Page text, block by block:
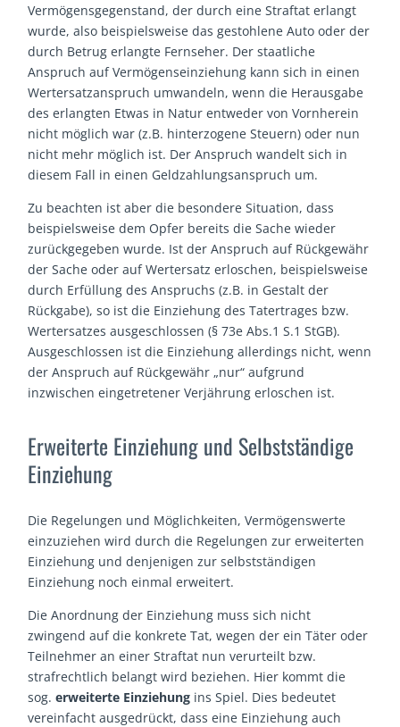
Vermögensgegenstand, der durch eine Straftat erlangt
wurde, also beispielsweise das gestohlene Auto oder der
durch Betrug erlangte Fernseher. Der staatliche
Anspruch auf Vermögenseinziehung kann sich in einen
Wertersatzanspruch umwandeln, wenn die Herausgabe
des erlangten Etwas in Natur entweder von Vornherein
nicht möglich war (z.B. hinterzogene Steuern) oder nun
nicht mehr möglich ist. Der Anspruch wandelt sich in
diesem Fall in einen Geldzahlungsanspruch um.
Zu beachten ist aber die besondere Situation, dass
beispielsweise dem Opfer bereits die Sache wieder
zurückgegeben wurde. Ist der Anspruch auf Rückgewähr
der Sache oder auf Wertersatz erloschen, beispielsweise
durch Erfüllung des Anspruchs (z.B. in Gestalt der
Rückgabe), so ist die Einziehung des Tatertrages bzw.
Wertersatzes ausgeschlossen (§ 73e Abs.1 S.1 StGB).
Ausgeschlossen ist die Einziehung allerdings nicht, wenn
der Anspruch auf Rückgewähr „nur“ aufgrund
inzwischen eingetretener Verjährung erloschen ist.
Erweiterte Einziehung und Selbstständige
Einziehung
Die Regelungen und Möglichkeiten, Vermögenswerte
einzuziehen wird durch die Regelungen zur erweiterten
Einziehung und denjenigen zur selbstständigen
Einziehung noch einmal erweitert.
Die Anordnung der Einziehung muss sich nicht
zwingend auf die konkrete Tat, wegen der ein Täter oder
Teilnehmer an einer Straftat nun verurteilt bzw.
strafrechtlich belangt wird beziehen. Hier kommt die
sog.erweiterte Einziehung ins Spiel. Dies bedeutet
vereinfacht ausgedrückt, dass eine Einziehung auch